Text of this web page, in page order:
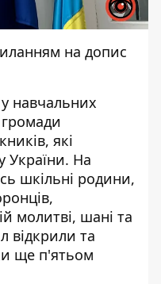
на допис
навчальних
які
України. На
шкільні родини,
молитві, шані та
відкрили та
ще п'ятьом